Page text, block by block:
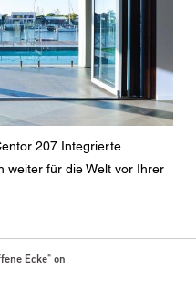
207 Integrierte
weiter für die Welt vor Ihrer
Ecke" on